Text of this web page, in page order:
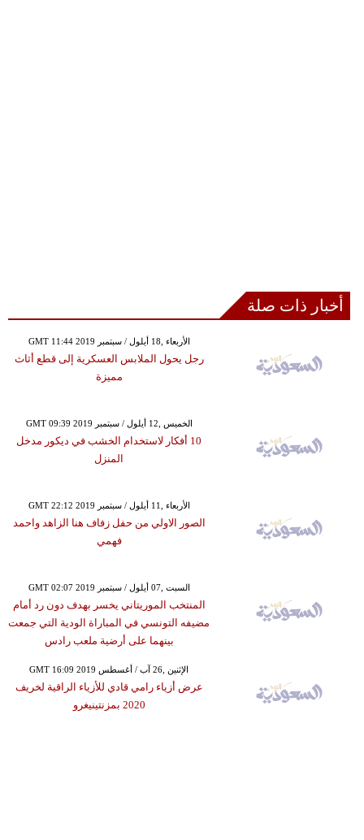
أخبار ذات صلة
GMT 11:44 2019 الأربعاء ,18 أيلول / سبتمبر
رجل يحول الملابس العسكرية إلى قطع أثاث
مميزة
GMT 09:39 2019 الخميس ,12 أيلول / سبتمبر
10 أفكار لاستخدام الخشب في ديكور مدخل
المنزل
GMT 22:12 2019 الأربعاء ,11 أيلول / سبتمبر
الصور الاولي من حفل زفاف هنا الزاهد واحمد
فهمي
GMT 02:07 2019 السبت ,07 أيلول / سبتمبر
المنتخب الموريتاني يخسر بهدف دون رد أمام
مضيفه التونسي في المباراة الودية التي جمعت
بينهما على أرضية ملعب رادس
GMT 16:09 2019 الإثنين ,26 آب / أغسطس
عرض أزياء رامي قادي للأزياء الراقية لخريف
2020 بمزنتينيغرو